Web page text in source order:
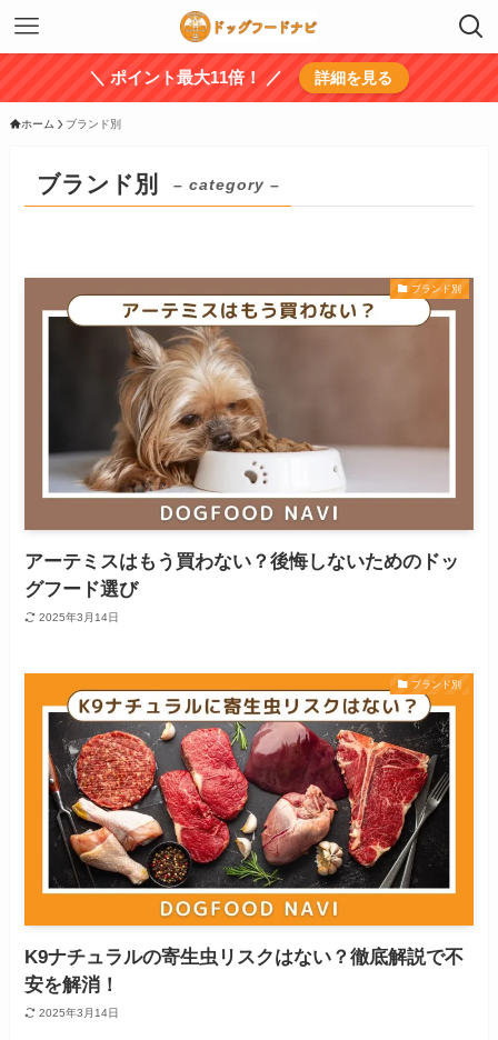
＼ ポイント最大11倍！ ／ 詳細を見る
ホーム ブランド別
ブランド別 – category –
ブランド別
アーテミスはもう買わない？後悔しないためのドッ
グフード選び
2025年3月14日
ブランド別
K9ナチュラルの寄生虫リスクはない？徹底解説で不
安を解消！
2025年3月14日